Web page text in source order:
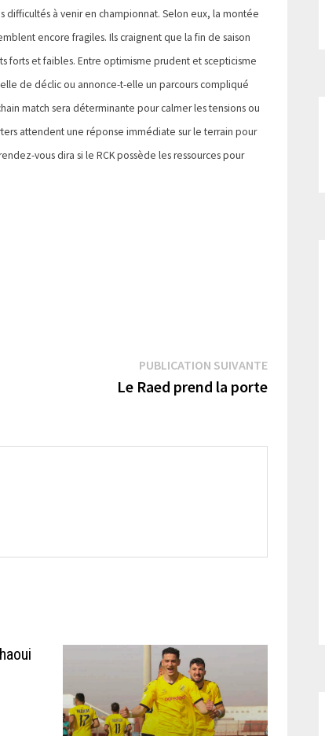
difficultés à venir en championnat. Selon eux, la montée
encore fragiles. Ils craignent que la fin de saison
forts et faibles. Entre optimisme prudent et scepticisme
de déclic ou annonce-t-elle un parcours compliqué
match sera déterminante pour calmer les tensions ou
attendent une réponse immédiate sur le terrain pour
vous dira si le RCK possède les ressources pour
PUBLICATION SUIVANTEPublication
suivante :
Le Raed prend la porte